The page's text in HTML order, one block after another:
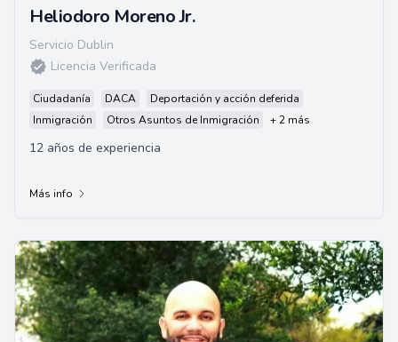
Heliodoro Moreno Jr.
Servicio Dublin
Licencia Verificada
Ciudadanía DACA
Deportación y acción deferida
Inmigración
Otros Asuntos de Inmigración + 2 más
12 años de experiencia
Más info